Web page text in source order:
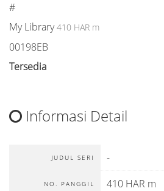
#
My Library 410 HAR m
00198EB
Tersedia
Informasi Detail
JUDUL SERI -
NO. PANGGIL 410 HAR m